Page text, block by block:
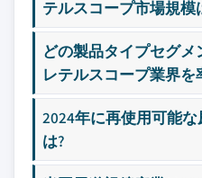
9.4.4 オーストラ
9.4.5 韓国
9.5 ラテンアメリカ
9.5.1 ブラジル
9.5.2 メキシコ
主要な競合他社が見当
このレポートに掲載
れたものであり、競
はありません。
当社の市場収益計算
されていないメーカ
テルスコープ市場規模
どの製品タイプセグメ
レテルスコープ業界を
2024年に再使用可能
は?